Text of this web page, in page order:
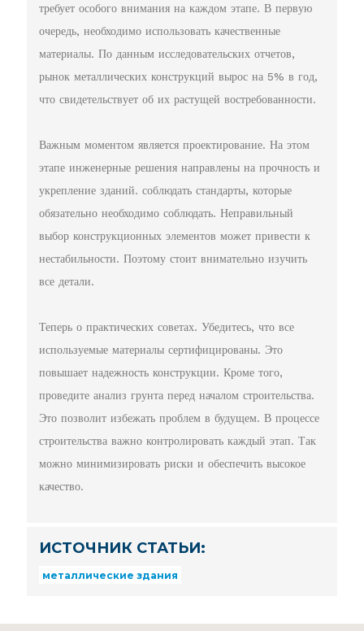
требует особого внимания на каждом этапе. В первую
очередь, необходимо использовать качественные
материалы. По данным исследовательских отчетов,
рынок металлических конструкций вырос на 5% в год,
что свидетельствует об их растущей востребованности.
Важным моментом является проектирование. На этом
этапе инженерные решения направлены на прочность и
укрепление зданий. соблюдать стандарты, которые
обязательно необходимо соблюдать. Неправильный
выбор конструкционных элементов может привести к
нестабильности. Поэтому стоит внимательно изучить
все детали.
Теперь о практических советах. Убедитесь, что все
используемые материалы сертифицированы. Это
повышает надежность конструкции. Кроме того,
проведите анализ грунта перед началом строительства.
Это позволит избежать проблем в будущем. В процессе
строительства важно контролировать каждый этап. Так
можно минимизировать риски и обеспечить высокое
качество.
ИСТОЧНИК СТАТЬИ:
металлические здания